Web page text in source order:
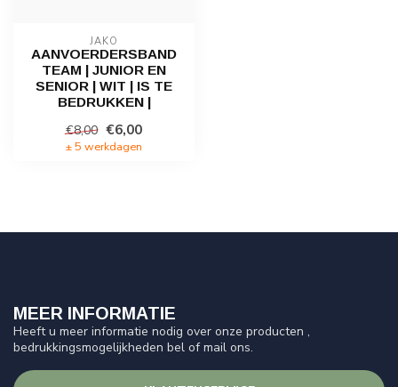
JAKO
AANVOERDERSBAND
TEAM | JUNIOR EN
SENIOR | WIT | IS TE
BEDRUKKEN |
€8,00 €6,00
± 5 werkdagen
MEER INFORMATIE
Heeft u meer informatie nodig over onze producten ,
bedrukkingsmogelijkheden bel of mail ons.